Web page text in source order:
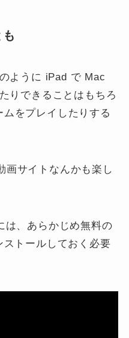
ように iPad で Mac
りできることはもちろ
をプレイしたりする
画サイトなんかも楽し
は、あらかじめ無料の
トールしておく必要